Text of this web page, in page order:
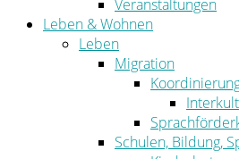
Veranstaltungen
Leben & Wohnen
Leben
Migration
Schulen, Bildung,